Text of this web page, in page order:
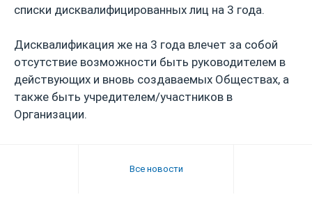
списки дисквалифицированных лиц на 3 года.
Дисквалификация же на 3 года влечет за собой
отсутствие возможности быть руководителем в
действующих и вновь создаваемых Обществах, а
также быть учредителем/участников в
Организации.
Все новости